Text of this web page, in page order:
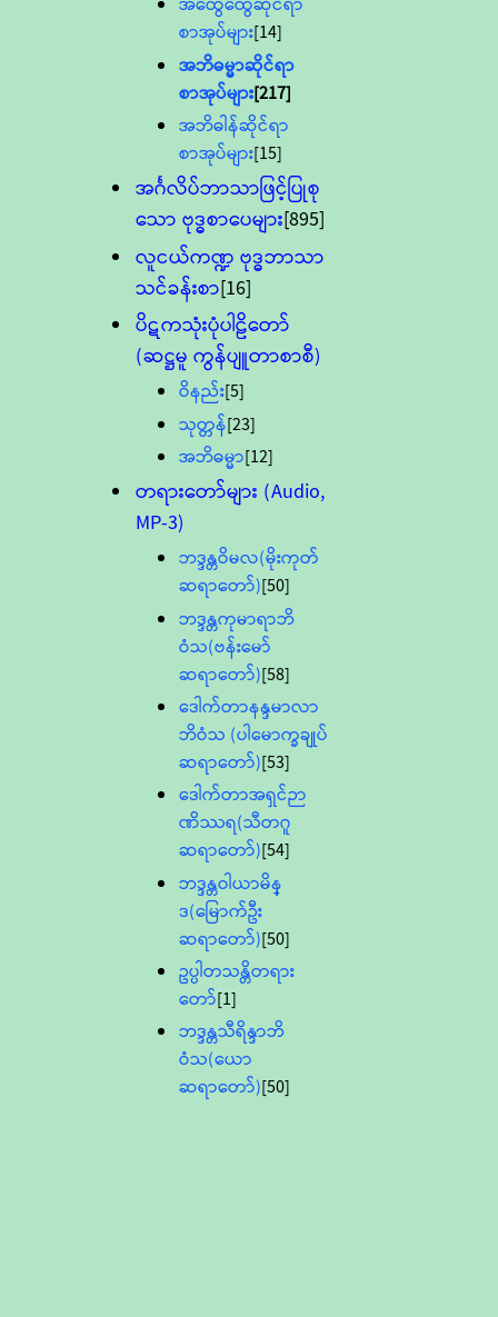
စာအုပ်များ[14]
အဘိဓမ္မာဆိုင်ရာ
စာအုပ်များ[217]
အဘိဓါန်ဆိုင်ရာ
စာအုပ်များ[15]
အင်္ဂလိပ်ဘာသာဖြင့်ပြုစု
သော ဗုဒ္ဓစာပေများ[895]
လူငယ်ကဏ္ဍ ဗုဒ္ဓဘာသာ
သင်ခန်းစာ[16]
ပိဋကသုံးပုံပါဠိတော်
(ဆဋ္ဌမူ ကွန်ပျူတာစာစီ)
ဝိနည်း[5]
သုတ္တန်[23]
အဘိဓမ္မာ[12]
တရားတော်များ (Audio,
MP-3)
ဘဒ္ဒန္တဝိမလ(မိုးကုတ်
ဆရာတော်)[50]
ဘဒ္ဒန္တကုမာရာဘိ
ဝံသ(ဗန်းမော်
ဆရာတော်)[58]
ဒေါက်တာနန္ဒမာလာ
ဘိဝံသ (ပါမောက္ခချုပ်
ဆရာတော်)[53]
ဒေါက်တာအရှင်ဉာ
ဏိဿရ(သီတဂူ
ဆရာတော်)[54]
ဘဒ္ဒန္တဝါယာမိန္
ဒ(မြောက်ဦး
ဆရာတော်)[50]
ဥပ္ပါတသန္တိတရား
တော်[1]
ဘဒ္ဒန္တသီရိန္ဒာဘိ
ဝံသ(ယော
ဆရာတော်)[50]